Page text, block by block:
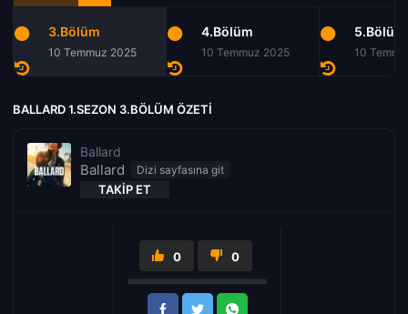
3.Bölüm
10 Temmuz 2025
4.Bölüm
10 Temmuz 2025
5.Bölüm
10
BALLARD 1.SEZON 3.BÖLÜM ÖZETI
Ballard
Ballard
TAKIP ET
0 0